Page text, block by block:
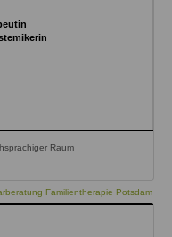
Raum
Familientherapie Potsdam